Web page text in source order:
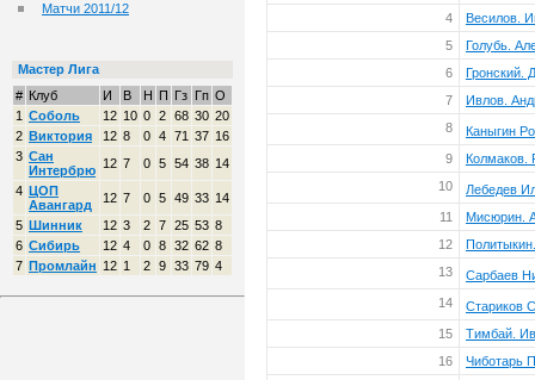
Матчи 2011/12
Мастер Лига
# Клуб И В Н П Гз Гп О
1 Соболь 12 10 0 2 68 30 20
2 Виктория 12 8 0 4 71 37 16
3 Сан
Интербрю 12 7 0 5 54 38 14
4 ЦОП
Авангард
12 7 0 5 49 33 14
5 Шинник 12 3 2 7 25 53 8
6 Сибирь 12 4 0 8 32 62 8
7 Промлайн 12 1 2 9 33 79 4
4
Весилов.
5
Голубь.
6
Гронский.
7
Ивлов.
8
Каныгин
9
Колмаков.
10
Лебедев
11
Мисюрин.
12
13
Сарбаев
14
Стариков
15
Тимбай.
16
Чиботарь